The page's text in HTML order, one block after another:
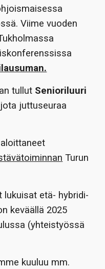
Viime vuoden
tullut Senioriluuri
juttuseuraa
Turun
lukuisat etä- hybridi-
keväällä 2025
(yhteistyössä
kuuluu mm.